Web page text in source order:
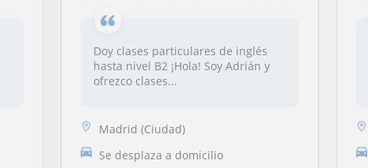
Doy clases particulares de inglés
hasta nivel B2 ¡Hola! Soy Adrián y
ofrezco clases...
Madrid (Ciudad)
Se desplaza a domicilio